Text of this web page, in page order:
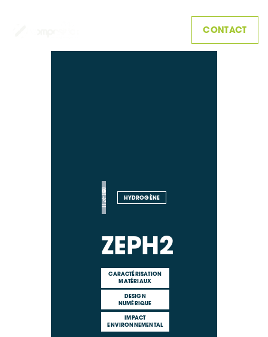
CONTACT
HYDROGÈNE
ZEPH2
CARACTÉRISATION
MATÉRIAUX
DESIGN
NUMÉRIQUE
IMPACT
ENVIRONNEMENTAL